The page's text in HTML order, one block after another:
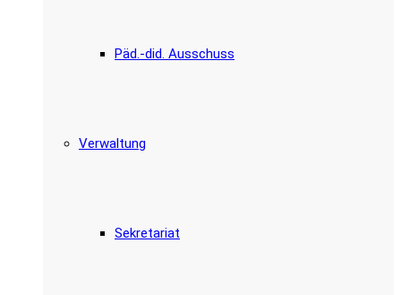
Päd.-did. Ausschuss
Verwaltung
Sekretariat